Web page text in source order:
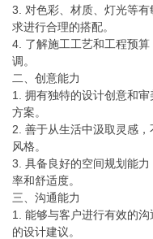
3. 对色彩、材质、灯光等
求进行合理的搭配。
4. 了解施工工艺和工程预
调。
二、创意能力
1. 拥有独特的设计创意和
方案。
2. 善于从生活中汲取灵感
风格。
3. 具备良好的空间规划能力
率和舒适度。
三、沟通能力
1. 能够与客户进行有效的
的设计建议。